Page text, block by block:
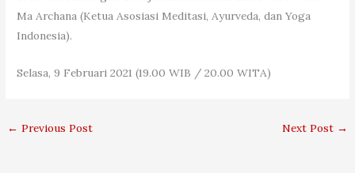
Ma Archana (Ketua Asosiasi Meditasi, Ayurveda, dan Yoga
Indonesia).
Selasa, 9 Februari 2021 (19.00 WIB / 20.00 WITA)
← Previous Post Next Post →